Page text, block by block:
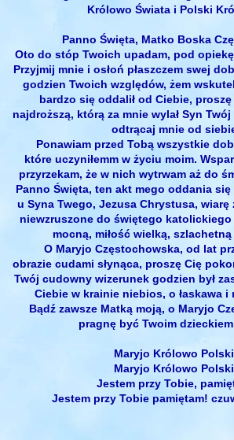
Królowo Świata i Polski
Panno Święta, Matko Boska
Oto do stóp Twoich upadam, pod
Przyjmij mnie i osłoń płaszczem swej
godzien Twoich względów, żem
bardzo się oddalił od Ciebie, proszę
najdroższą, którą za mnie wylał Syn
odtrącaj mnie od
Ponawiam przed Tobą wszystkie
które uczyniłemm w życiu moim.
przyrzekam, że w nich wytrwam aż do
Panno Święta, ten akt mego oddania
u Syna Twego, Jezusa Chrystusa, wiarę
niewzruszone do świętego katolickiego
mocną, miłość wielką,
O Maryjo Częstochowska, od lat
obrazie cudami słynąca, proszę Cię
Twój cudowny wizerunek godzien był
Ciebie w krainie niebios, o łaskawa i
Bądź zawsze Matką moją, o Maryjo
pragnę być Twoim
Maryjo Królowo
Maryjo Królowo
Jestem przy Tobie,
Jestem przy Tobie pamiętam!